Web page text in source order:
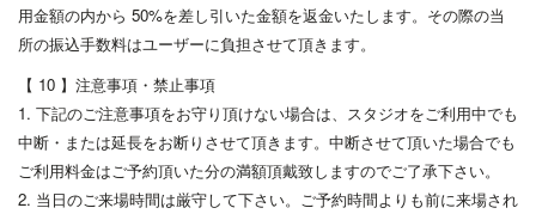
用金額の内から 50%を差し引いた金額を返金いたします。その際の当
所の振込手数料はユーザーに負担させて頂きます。
【 10 】注意事項・禁止事項
1. 下記のご注意事項をお守り頂けない場合は、スタジオをご利用中でも
中断・または延長をお断りさせて頂きます。中断させて頂いた場合でも
ご利用料金はご予約頂いた分の満額頂戴致しますのでご了承下さい。
2. 当日のご来場時間は厳守して下さい。ご予約時間よりも前に来場され